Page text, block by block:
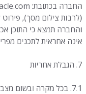
(לרבות צילום מסך),
והחברה תמצא כי התוכן
אינה אחראית לתכנים
7. הגבלת אחריות
7.1. בכל מקרה ובשום